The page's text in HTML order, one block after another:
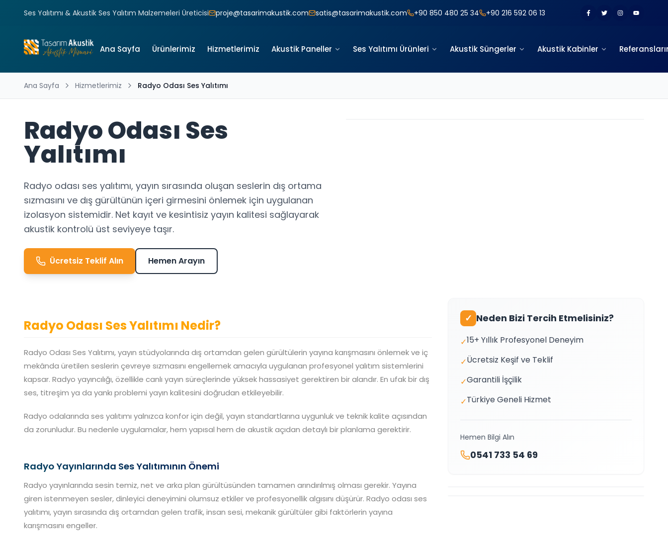
Ses Yalıtımı & Akustik Ses Yalıtım Malzemeleri Üreticisi proje@tasarimakustik.com satis@tasarimakustik.com +90 850 480 25 34 +90 216 592 06 13
Ana Sayfa Ürünlerimiz Hizmetlerimiz Akustik Paneller Ses Yalıtımı Ürünleri Akustik Süngerler Akustik Kabinler
Ana Sayfa Hizmetlerimiz Radyo Odası Ses Yalıtımı
Radyo Odası Ses
Yalıtımı
Radyo odası ses yalıtımı, yayın sırasında oluşan seslerin dış ortama
sızmasını ve dış gürültünün içeri girmesini önlemek için uygulanan
izolasyon sistemidir. Net kayıt ve kesintisiz yayın kalitesi sağlayarak
akustik kontrolü üst seviyeye taşır.
Ücretsiz Teklif Alın Hemen Arayın
Radyo Odası Ses Yalıtımı Nedir?
Radyo Odası Ses Yalıtımı, yayın stüdyolarında dış ortamdan gelen gürültülerin yayına karışmasını önlemek ve iç
mekânda üretilen seslerin çevreye sızmasını engellemek amacıyla uygulanan profesyonel yalıtım sistemlerini
kapsar. Radyo yayıncılığı, özellikle canlı yayın süreçlerinde yüksek hassasiyet gerektiren bir alandır. En ufak bir dış
ses, titreşim ya da yankı problemi yayın kalitesini doğrudan etkileyebilir.
Radyo odalarında ses yalıtımı yalnızca konfor için değil, yayın standartlarına uygunluk ve teknik kalite açısından
da zorunludur. Bu nedenle uygulamalar, hem yapısal hem de akustik açıdan detaylı bir planlama gerektirir.
Radyo Yayınlarında Ses Yalıtımının Önemi
Radyo yayınlarında sesin temiz, net ve arka plan gürültüsünden tamamen arındırılmış olması gerekir. Yayına
giren istenmeyen sesler, dinleyici deneyimini olumsuz etkiler ve profesyonellik algısını düşürür. Radyo odası ses
yalıtımı, yayın sırasında dış ortamdan gelen trafik, insan sesi, mekanik gürültüler gibi faktörlerin yayına
karışmasını engeller.
✓ Neden Bizi Tercih Etmelisiniz?
✓15+ Yıllık Profesyonel Deneyim
✓Ücretsiz Keşif ve Teklif
✓Garantili İşçilik
✓Türkiye Geneli Hizmet
Hemen Bilgi Alın
0541 733 54 69